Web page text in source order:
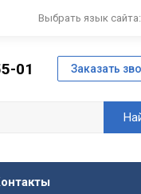
Выбрать язык сайта:
01